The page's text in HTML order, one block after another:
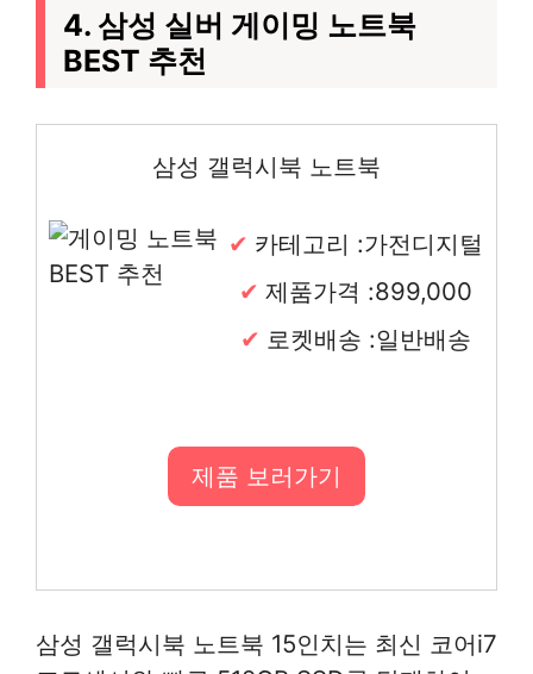
4. 삼성 실버 게이밍 노트북
BEST 추천
삼성 갤럭시북 노트북
카테고리 :가전디지털
제품가격 :899,000
로켓배송 :일반배송
제품 보러가기
삼성 갤럭시북 노트북 15인치는 최신 코어i7